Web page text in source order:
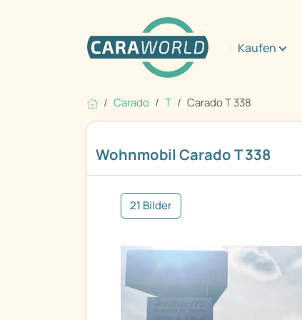
Kaufen
Carado T Carado T 338
Wohnmobil Carado T 338
21 Bilder